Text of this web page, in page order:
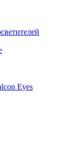
Eyes